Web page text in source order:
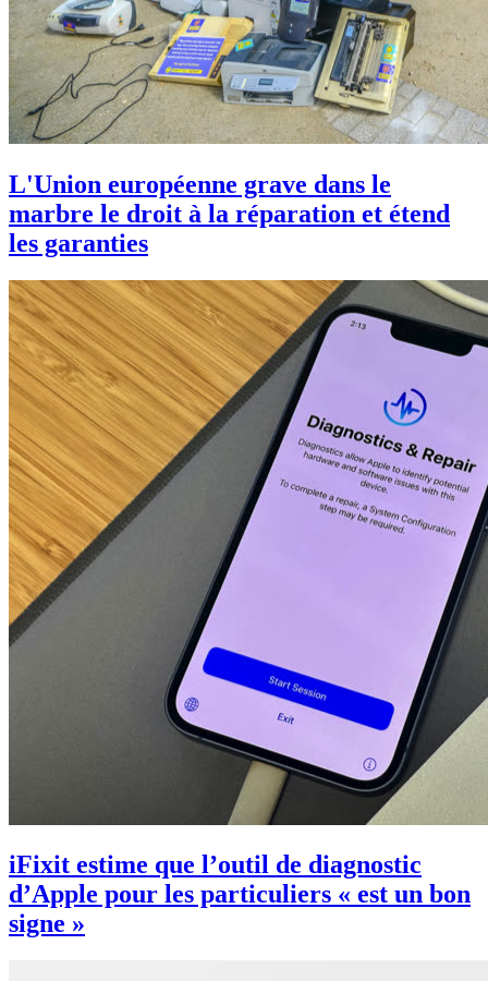
L'Union européenne grave dans le
marbre le droit à la réparation et étend
les garanties
iFixit estime que l’outil de diagnostic
d’Apple pour les particuliers « est un bon
signe »